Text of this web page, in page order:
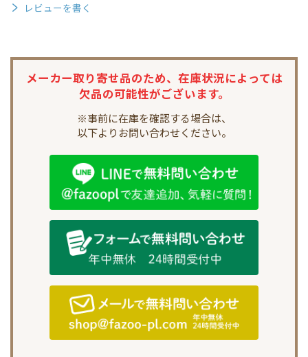
レビューを書く
メーカー取り寄せ品のため、 在庫状況によっては
欠品の可能性がございます。
※事前に在庫を確認する場合は、
以下よりお問い合わせください。